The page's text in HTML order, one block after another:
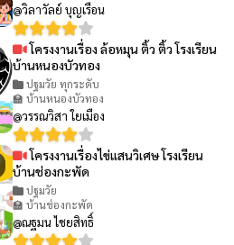
@วิลาวัลย์ บุญเรือน
โครงงานเรื่อง ล้อหมุน ติ้ว ติ้ว โรงเรียน
บ้านหนองบัวทอง
ปฐมวัย ทุกระดับ
🏫 บ้านหนองบัวทอง
@วรรณวิสา ใยเมือง
โครงงานเรื่องไข่แสนวิเศษ โรงเรียน
บ้านช่องกะพัด
ปฐมวัย
🏫 บ้านช่องกะพัด
@ณฐมน ไชยสิทธิ์